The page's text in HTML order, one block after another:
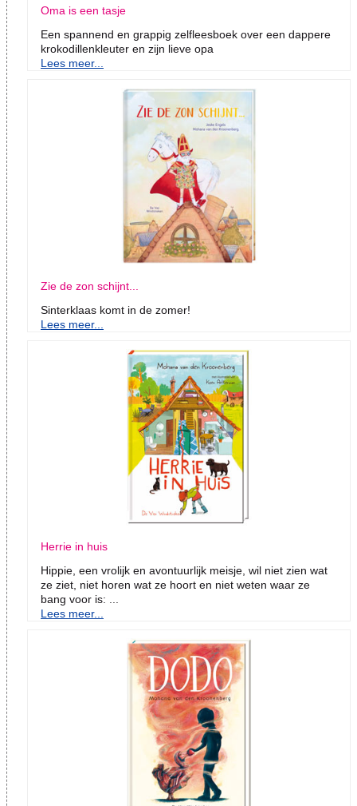
Oma is een tasje
Een spannend en grappig zelfleesboek over een dappere
krokodillenkleuter en zijn lieve opa
Lees meer...
Zie de zon schijnt...
Sinterklaas komt in de zomer!
Lees meer...
Herrie in huis
Hippie, een vrolijk en avontuurlijk meisje, wil niet zien wat
ze ziet, niet horen wat ze hoort en niet weten waar ze
bang voor is: ...
Lees meer...